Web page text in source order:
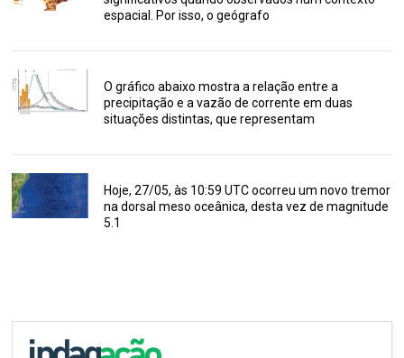
espacial. Por isso, o geógrafo
O gráfico abaixo mostra a relação entre a
precipitação e a vazão de corrente em duas
situações distintas, que representam
Hoje, 27/05, às 10:59 UTC ocorreu um novo tremor
na dorsal meso oceânica, desta vez de magnitude
5.1